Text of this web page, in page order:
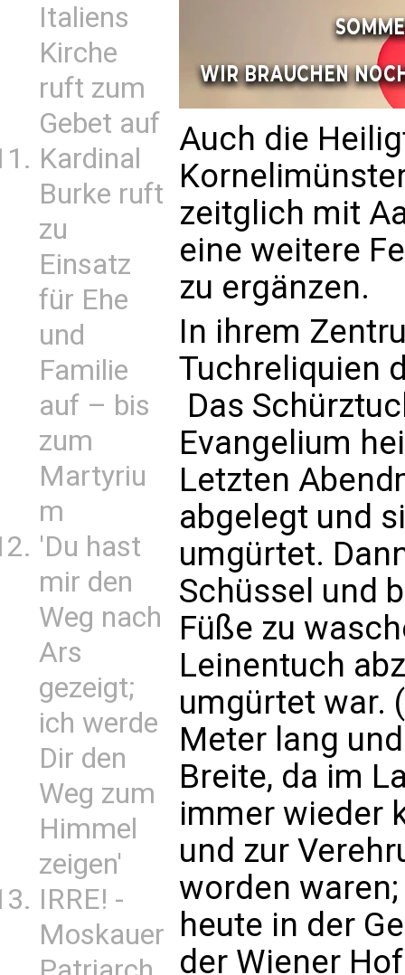
Italiens
Kirche
ruft zum
Gebet auf
Kardinal
Burke ruft
zu
Einsatz
für Ehe
und
Familie
auf – bis
zum
Martyriu
m
'Du hast
mir den
Weg nach
Ars
gezeigt;
ich werde
Dir den
Weg zum
Himmel
zeigen'
IRRE! -
Moskauer
Auch die
zeitglich mit
eine weitere
zu ergänzen.
In ihrem
Tuchreliquien
 Das
Evangelium
Letzten
abgelegt und
umgürtet.
Schüssel und
Füße zu
Leinentuch
umgürtet
Meter lang
Breite, da im
immer wieder
und zur
worden
heute in der
der Wiener